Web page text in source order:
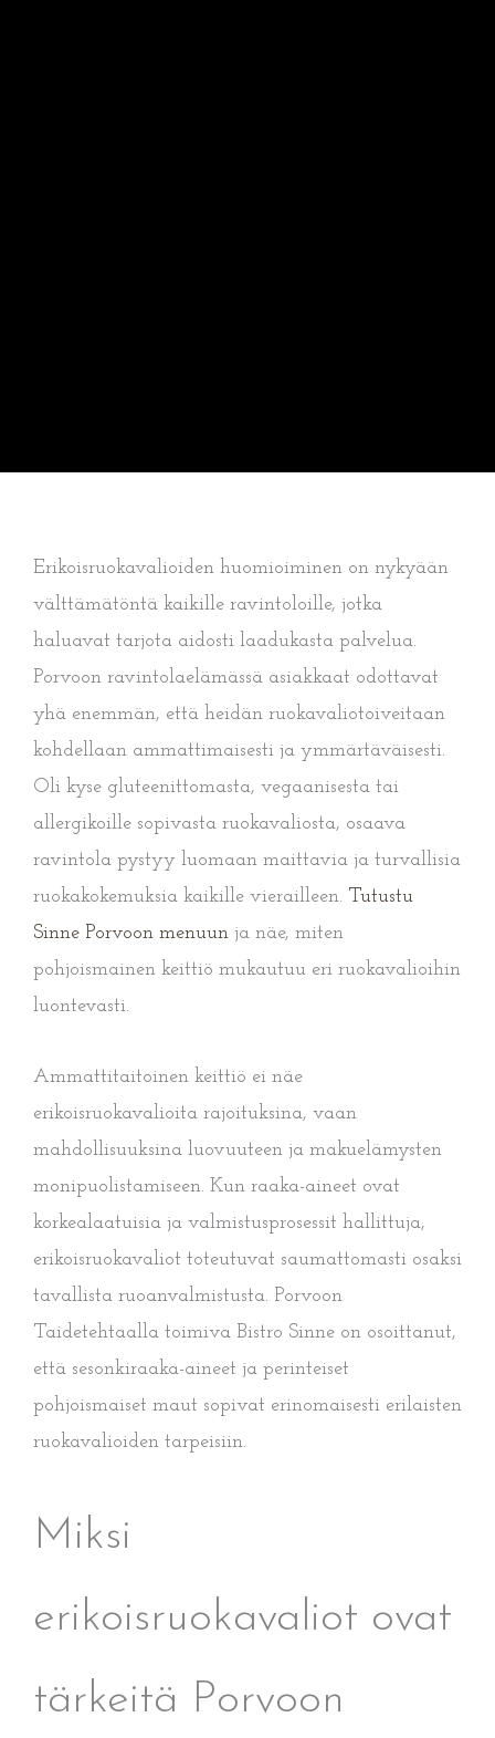
Erikoisruokavalioiden huomioiminen on nykyään
välttämätöntä kaikille ravintoloille, jotka
haluavat tarjota aidosti laadukasta palvelua.
Porvoon ravintolaelämässä asiakkaat odottavat
yhä enemmän, että heidän ruokavaliotoiveitaan
kohdellaan ammattimaisesti ja ymmärtäväisesti.
Oli kyse gluteenittomasta, vegaanisesta tai
allergikoille sopivasta ruokavaliosta, osaava
ravintola pystyy luomaan maittavia ja turvallisia
ruokakokemuksia kaikille vierailleen. Tutustu
Sinne Porvoon menuun ja näe, miten
pohjoismainen keittiö mukautuu eri ruokavalioihin
luontevasti.
Ammattitaitoinen keittiö ei näe
erikoisruokavalioita rajoituksina, vaan
mahdollisuuksina luovuuteen ja makuelämysten
monipuolistamiseen. Kun raaka-aineet ovat
korkealaatuisia ja valmistusprosessit hallittuja,
erikoisruokavaliot toteutuvat saumattomasti osaksi
tavallista ruoanvalmistusta. Porvoon
Taidetehtaalla toimiva Bistro Sinne on osoittanut,
että sesonkiraaka-aineet ja perinteiset
pohjoismaiset maut sopivat erinomaisesti erilaisten
ruokavalioiden tarpeisiin.
Miksi
erikoisruokavaliot ovat
tärkeitä Porvoon